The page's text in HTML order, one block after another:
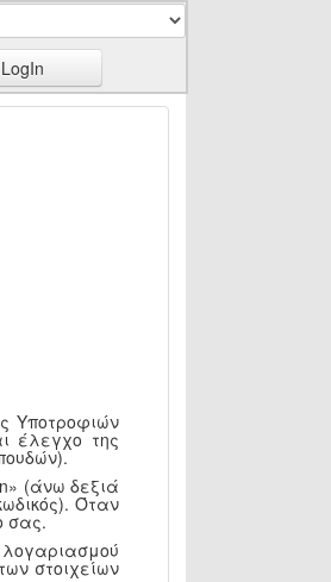
LogIn
Υποτροφιών
έλεγχο της
(άνω δεξιά
Όταν
σας.
λογαριασμού
στοιχείων